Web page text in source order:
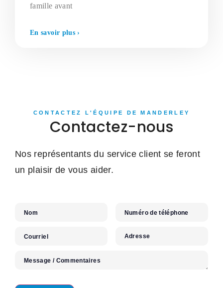
famille avant
En savoir plus ›
CONTACTEZ L'ÉQUIPE DE MANDERLEY
Contactez-nous
Nos représentants du service client se feront
un plaisir de vous aider.
Nom Numéro de téléphone
Courriel Adresse
Message / Commentaires